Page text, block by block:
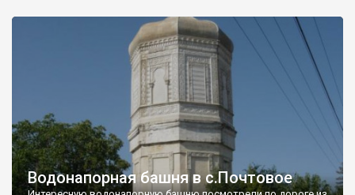
Водонапорная башня в с.Почтовое